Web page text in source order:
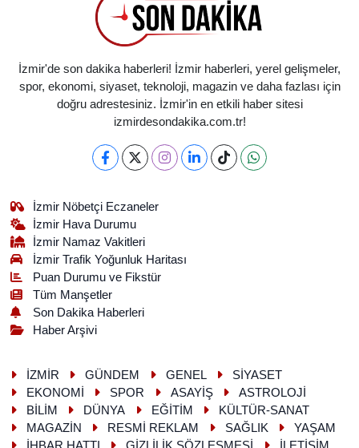
İzmir'de son dakika haberleri! İzmir haberleri, yerel gelişmeler,
spor, ekonomi, siyaset, teknoloji, magazin ve daha fazlası için
doğru adrestesiniz. İzmir'in en etkili haber sitesi
izmirdesondakika.com.tr!
İzmir Nöbetçi Eczaneler
İzmir Hava Durumu
İzmir Namaz Vakitleri
İzmir Trafik Yoğunluk Haritası
Puan Durumu ve Fikstür
Tüm Manşetler
Son Dakika Haberleri
Haber Arşivi
İZMİR GÜNDEM GENEL
SİYASET
EKONOMİ
SPOR ASAYİŞ
ASTROLOJİ
BİLİM
DÜNYA EĞİTİM
KÜLTÜR-SANAT
MAGAZİN
RESMİ REKLAM SAĞLIK
YAŞAM